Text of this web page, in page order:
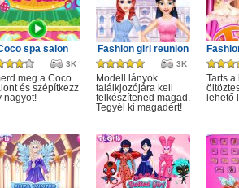
spa salon
3K
meg a Coco
és szépítkezz
nagyot!
Fashion girl reunion
3K
Modell lányok
találkjozójára kell
felkészítened magad.
Tegyél ki magadért!
Tarts
lehető